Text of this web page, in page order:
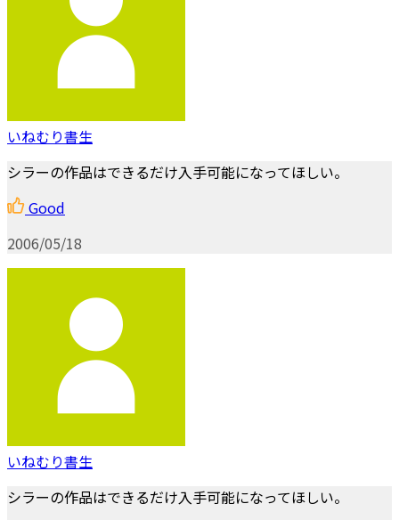
いねむり書生
シラーの作品はできるだけ入手可能になってほしい。
Good
2006/05/18
いねむり書生
シラーの作品はできるだけ入手可能になってほしい。